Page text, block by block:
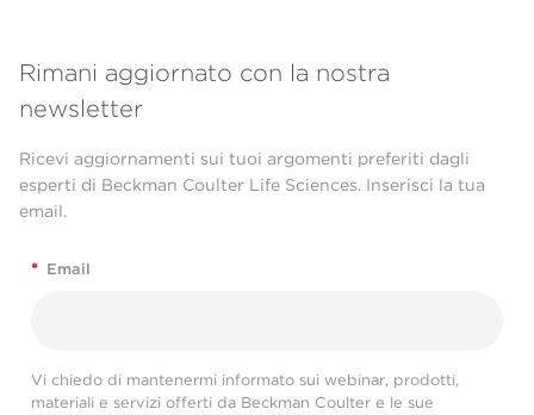
Rimani aggiornato con la nostra
newsletter
Ricevi aggiornamenti sui tuoi argomenti preferiti dagli
esperti di Beckman Coulter Life Sciences. Inserisci la tua
email.
* Email
Vi chiedo di mantenermi informato sui webinar, prodotti,
materiali e servizi offerti da Beckman Coulter e le sue